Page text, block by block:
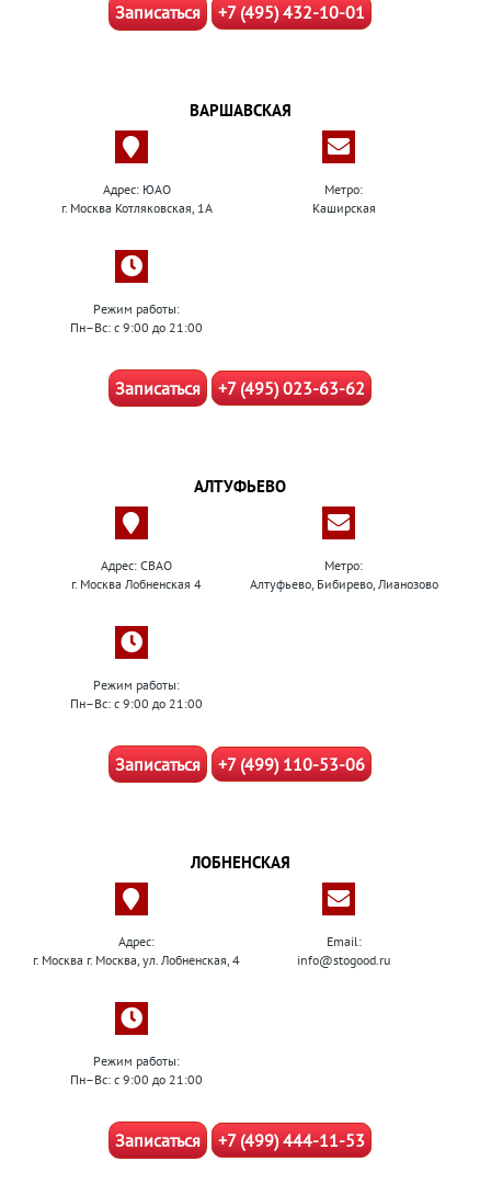
Записаться +7 (495) 432-10-01
ВАРШАВСКАЯ
Адрес: ЮАО
г. Москва Котляковская, 1А
Метро:
Каширская
Режим работы:
Пн–Вс: с 9:00 до 21:00
Записаться +7 (495) 023-63-62
АЛТУФЬЕВО
Адрес: СВАО
г. Москва Лобненская 4
Метро:
Алтуфьево, Бибирево, Лианозово
Режим работы:
Пн–Вс: с 9:00 до 21:00
Записаться +7 (499) 110-53-06
ЛОБНЕНСКАЯ
Адрес:
г. Москва г. Москва, ул. Лобненская, 4
Email:
info@stogood.ru
Режим работы:
Пн–Вс: с 9:00 до 21:00
Записаться +7 (499) 444-11-53